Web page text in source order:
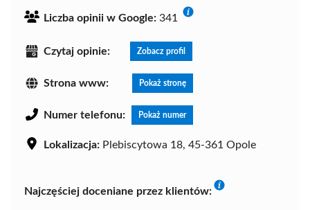
Liczba opinii w Google: 341
Czytaj opinie: Zobacz profil
Strona www: Pokaż stronę
Numer telefonu: Pokaż numer
Lokalizacja: Plebiscytowa 18, 45-361 Opole
Najczęściej doceniane przez klientów: